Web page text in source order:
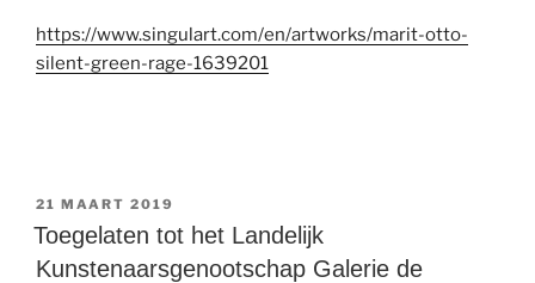
https://www.singulart.com/en/artworks/marit-otto-
silent-green-rage-1639201
GEPLAATST
OP
21 MAART 2019
Toegelaten tot het Landelijk
Kunstenaarsgenootschap Galerie de